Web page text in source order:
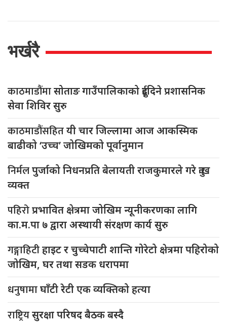
भर्खरै
काठमाडौंमासोताङ गाउँपालिकाको दुईदिने प्रशासनिक
सेवा शिविर सुरु
काठमाडौंसहितयी चार जिल्लामा आज आकस्मिक
बाढीको ‘उच्च’ जोखिमको पूर्वानुमान
निर्मलपुर्जाको निधनप्रति बेलायती राजकुमारले गरे दुःख
व्यक्त
पहिरोप्रभावित क्षेत्रमा जोखिम न्यूनीकरणका लागि
का.म.पा ७ द्वारा अस्थायी संरक्षण कार्य सुरु
गङ्गाहिटीहाइट र चुच्चेपाटी शान्ति गोरेटो क्षेत्रमा पहिरोको
जोखिम, घर तथा सडक धरापमा
धनुषामाघाँटी रेटी एक व्यक्तिको हत्या
राष्ट्रियसुरक्षा परिषद बैठक बस्दै